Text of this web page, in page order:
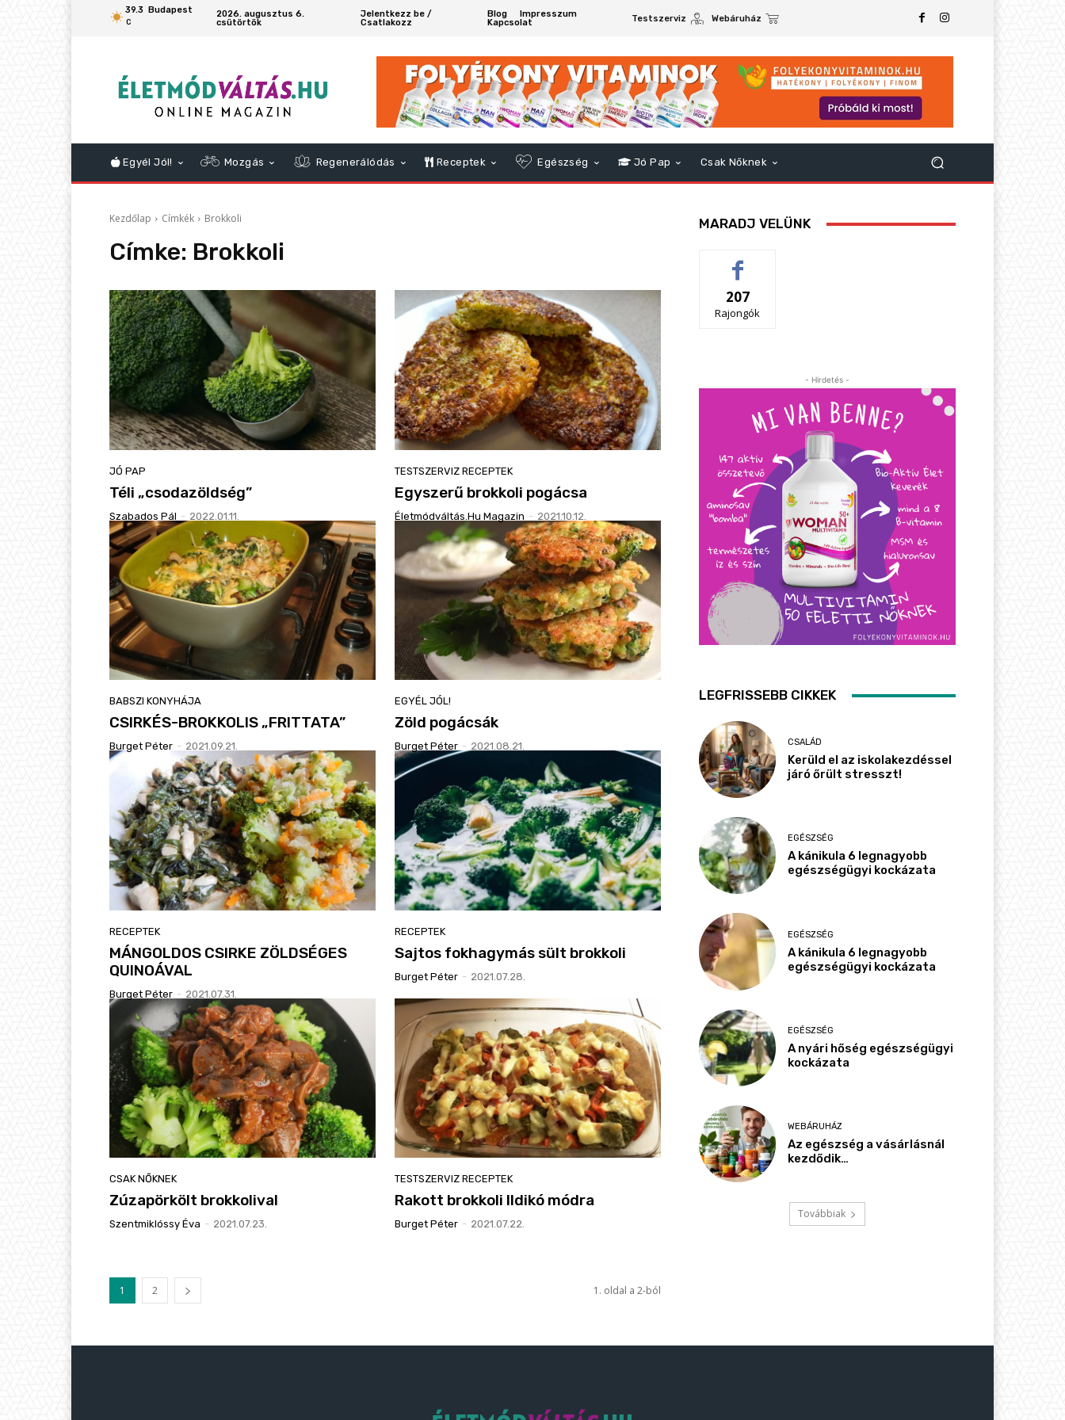
39.3
C
Budapest
2026. augusztus 6.
csütörtök
Jelentkezz be /
Csatlakozz
Blog
Impresszum
Kapcsolat
Testszerviz Webáruház
Egyél Jól! Mozgás Regenerálódás Receptek Egészség Jó Pap Csak Nőknek
Kezdőlap Címkék Brokkoli
Címke: Brokkoli
JÓ PAP
Téli „csodazöldség”
Szabados Pál - 2022.01.11.
TESTSZERVIZ RECEPTEK
Egyszerű brokkoli pogácsa
Életmódváltás.hu Magazin - 2021.10.12.
BABSZI KONYHÁJA
CSIRKÉS-BROKKOLIS „FRITTATA”
Burget Péter - 2021.09.21.
EGYÉL JÓL!
Zöld pogácsák
Burget Péter - 2021.08.21.
RECEPTEK
MÁNGOLDOS CSIRKE ZÖLDSÉGES
QUINOÁVAL
Burget Péter - 2021.07.31.
RECEPTEK
Sajtos fokhagymás sült brokkoli
Burget Péter - 2021.07.28.
CSAK NŐKNEK
Zúzapörkölt brokkolival
Szentmiklóssy Éva - 2021.07.23.
TESTSZERVIZ RECEPTEK
Rakott brokkoli Ildikó módra
Burget Péter - 2021.07.22.
1 2 1. oldal a 2-ból
MARADJ VELÜNK
207
Rajongók
- Hirdetés -
LEGFRISSEBB CIKKEK
CSALÁD
Kerüld el az iskolakezdéssel
járó őrült stresszt!
EGÉSZSÉG
A kánikula 6 legnagyobb
egészségügyi kockázata
EGÉSZSÉG
A kánikula 6 legnagyobb
egészségügyi kockázata
EGÉSZSÉG
A nyári hőség egészségügyi
kockázata
WEBÁRUHÁZ
Az egészség a vásárlásnál
kezdődik…
Továbbiak